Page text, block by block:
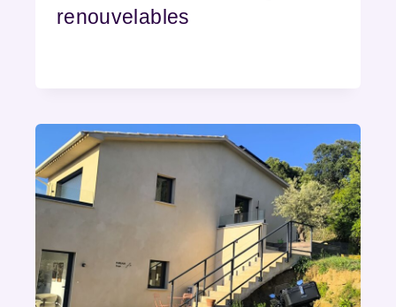
renouvelables